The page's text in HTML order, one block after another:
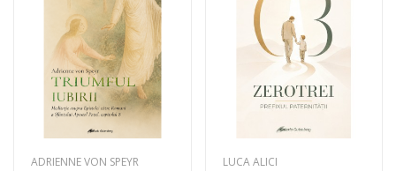
ADRIENNE VON SPEYR LUCA ALICI